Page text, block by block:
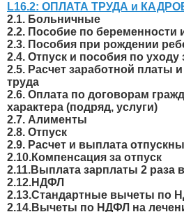
L16.2: ОПЛАТА ТРУДА и
2.1. Больничные
2.2. Пособие по беременности
2.3. Пособия при рождении
2.4. Отпуск и пособия по уходу
2.5. Расчет заработной платы
труда
2.6. Оплата по договорам
характера (подряд, услуги)
2.7. Алименты
2.8. Отпуск
2.9. Расчет и выплата
2.10.Компенсация за отпуск
2.11.Выплата зарплаты 2 раза
2.12.НДФЛ
2.13.Стандартные вычеты по
2.14.Вычеты по НДФЛ на